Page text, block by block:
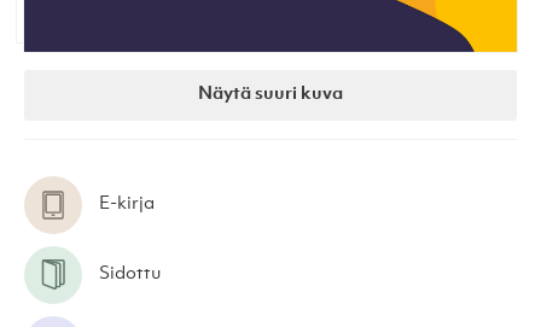
Näytä suuri kuva
E-kirja
Sidottu